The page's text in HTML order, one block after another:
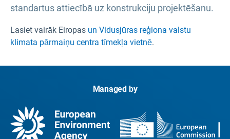
standartus attiecībā uz konstrukciju projektēšanu.
Lasiet vairāk Eiropas un Vidusjūras reģiona valstu
klimata pārmaiņu centra tīmekļa vietnē.
Managed by